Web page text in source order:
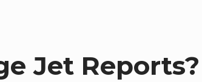
Jet Reports?